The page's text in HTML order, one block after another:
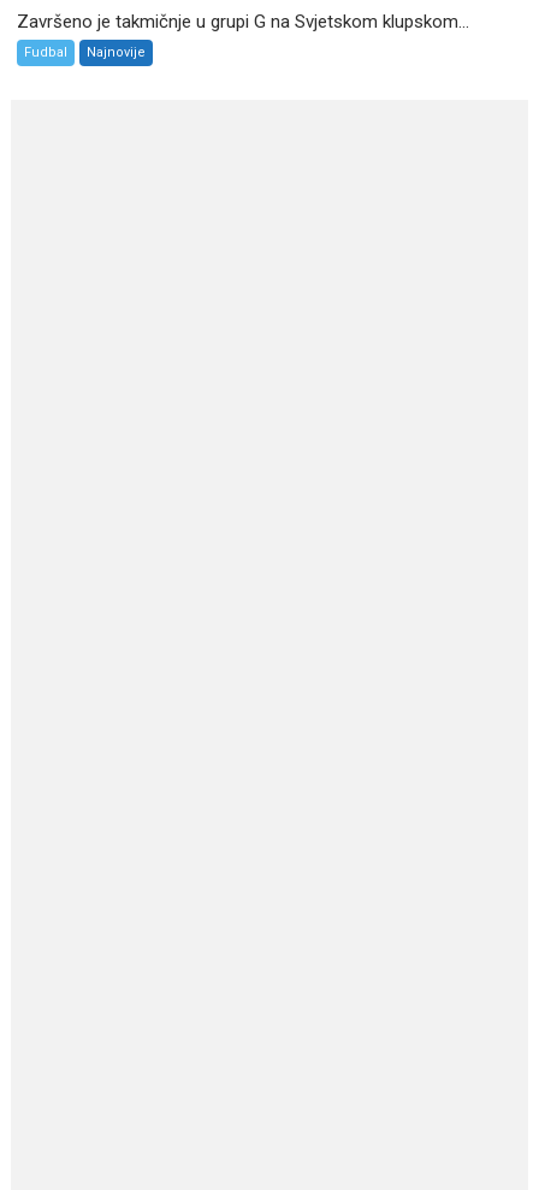
Završeno je takmičnje u grupi G na Svjetskom klupskom...
Fudbal Najnovije